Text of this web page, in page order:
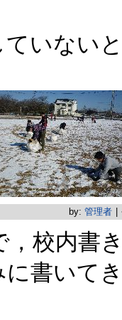
ていない
by: 管理者
，校内書
に書いて